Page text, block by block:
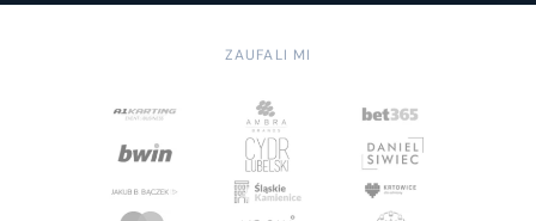
ZAUFALI MI